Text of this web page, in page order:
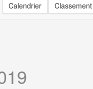
Calendrier Classement